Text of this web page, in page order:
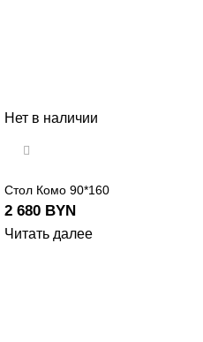
Нет в наличии
Стол Комо 90*160
2 680 BYN
Читать далее